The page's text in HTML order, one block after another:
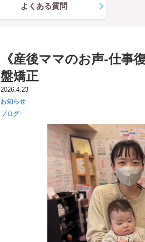
よくある質問
《産後ママのお声-仕事
盤矯正
2026.4.23
お知らせ
ブログ